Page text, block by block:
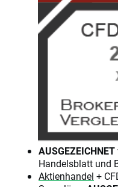
AUSGEZEICHNET
Handelsblatt und
Aktienhandel +